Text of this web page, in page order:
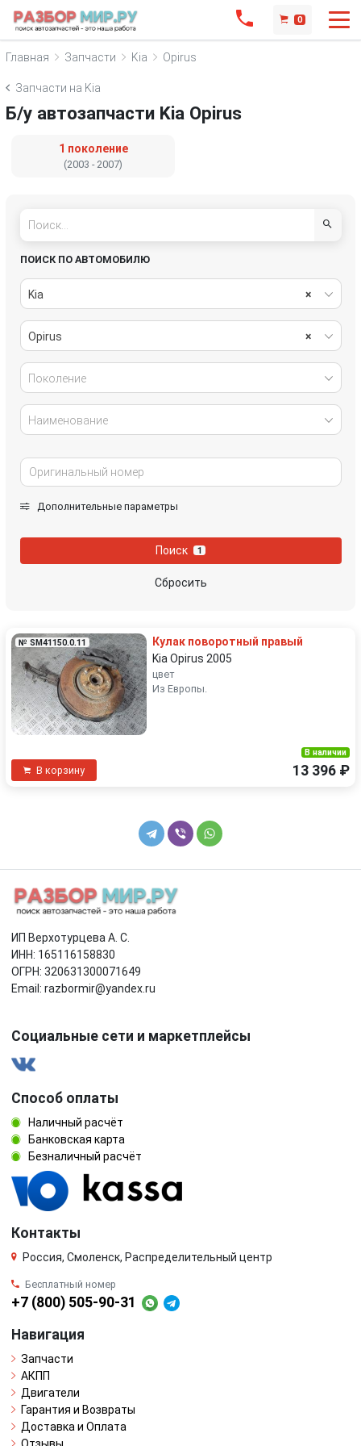
0
Главная Запчасти Kia Opirus
Запчасти на Kia
Б/у автозапчасти Kia Opirus
1 поколение
(2003 - 2007)
ПОИСК ПО АВТОМОБИЛЮ
×
Kia
×
Opirus
Поколение
Наименование
Дополнительные параметры
Поиск 1
Сбросить
№ SM41150.0.11
Кулак поворотный правый
Kia Opirus 2005
цвет
Из Европы.
В корзину
В наличии
13 396 ₽
ИП Верхотурцева А. С.
ИНН: 165116158830
ОГРН: 320631300071649
Email: razbormir@yandex.ru
Социальные сети и маркетплейсы
Способ оплаты
Наличный расчёт
Банковская карта
Безналичный расчёт
Контакты
Россия, Смоленск, Распределительный центр
Бесплатный номер
+7 (800) 505-90-31
Навигация
Запчасти
АКПП
Двигатели
Гарантия и Возвраты
Доставка и Оплата